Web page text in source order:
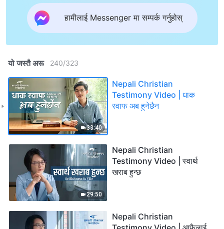
हामीलाई Messenger मा सम्पर्क गर्नुहोस्
यो जस्तै अरू 240/323
33:40
Nepali Christian
Testimony Video | धाक
रवाफ अब हुनेछैन
29:50
Nepali Christian
Testimony Video | स्वार्थ
खराब हुन्छ
Nepali Christian